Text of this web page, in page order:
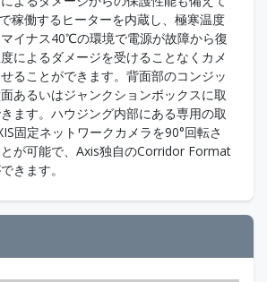
稼働するヒーターを内蔵し、極寒温度
イナス40℃の環境で電源が故障から復
によるダメージを受けることなくカメ
ることができます。背面部のコンジッ
あるいはジャンクションボックスに取
ます。ハウジング内部にある専用の取
固定ネットワークカメラを90°回転さ
が可能で、Axis独自のCorridor Format
きます。